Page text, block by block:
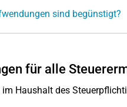
sind begünstigt?
für alle
Haushalt des